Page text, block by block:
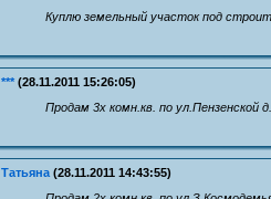
Куплю земельный участок под
*** (28.11.2011 15:26:05)
Продам 3х комн.кв. по ул.Пензенской
Татьяна (28.11.2011 14:43:55)